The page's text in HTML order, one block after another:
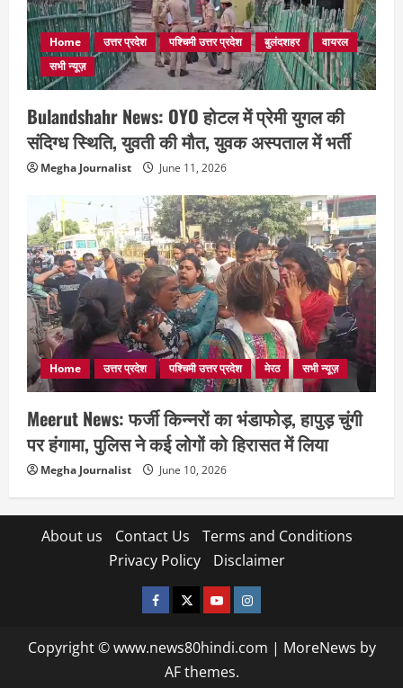
Home उत्तर प्रदेश पश्चिमी उत्तर प्रदेश बुलंदशहर
वायरल
सभी न्यूज़
Bulandshahr News: OYO होटल में प्रेमी युगल की
संदिग्ध स्थिति, युवती की मौत, युवक अस्पताल में भर्ती
Megha Journalist June 11, 2026
Home उत्तर प्रदेश पश्चिमी उत्तर प्रदेश मेरठ सभी न्यूज़
Meerut News: फर्जी किन्नरों का भंडाफोड़, हापुड़ चुंगी
पर हंगामा, पुलिस ने कई लोगों को हिरासत में लिया
Megha Journalist June 10, 2026
About us Contact Us
Terms and Conditions
Privacy Policy
Disclaimer
facebooktwitterYOUTUBE
instagram
Copyright © www.news80hindi.com | MoreNews by
AF themes.